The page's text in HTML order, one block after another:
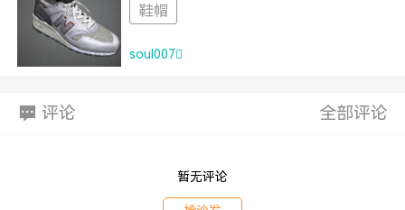
鞋帽
soul007
评论 全部评论
暂无评论